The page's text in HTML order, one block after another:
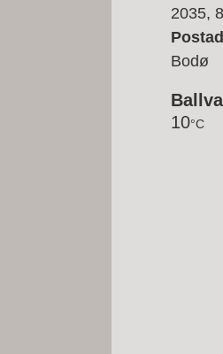
2035,
Bodø
10°C